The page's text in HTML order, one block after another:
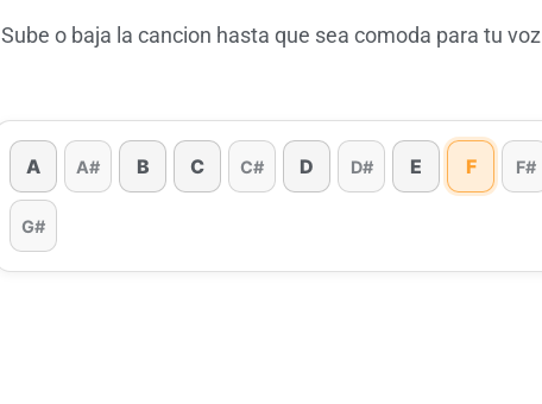
Sube o baja la cancion hasta que sea comoda para tu voz
A A# B C C# D D# E F F#
G#